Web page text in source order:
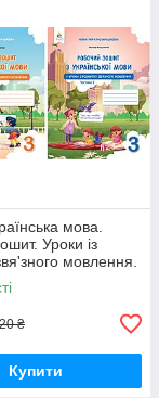
мова.
Уроки із
мовлення.
М. С.
₴
Купити